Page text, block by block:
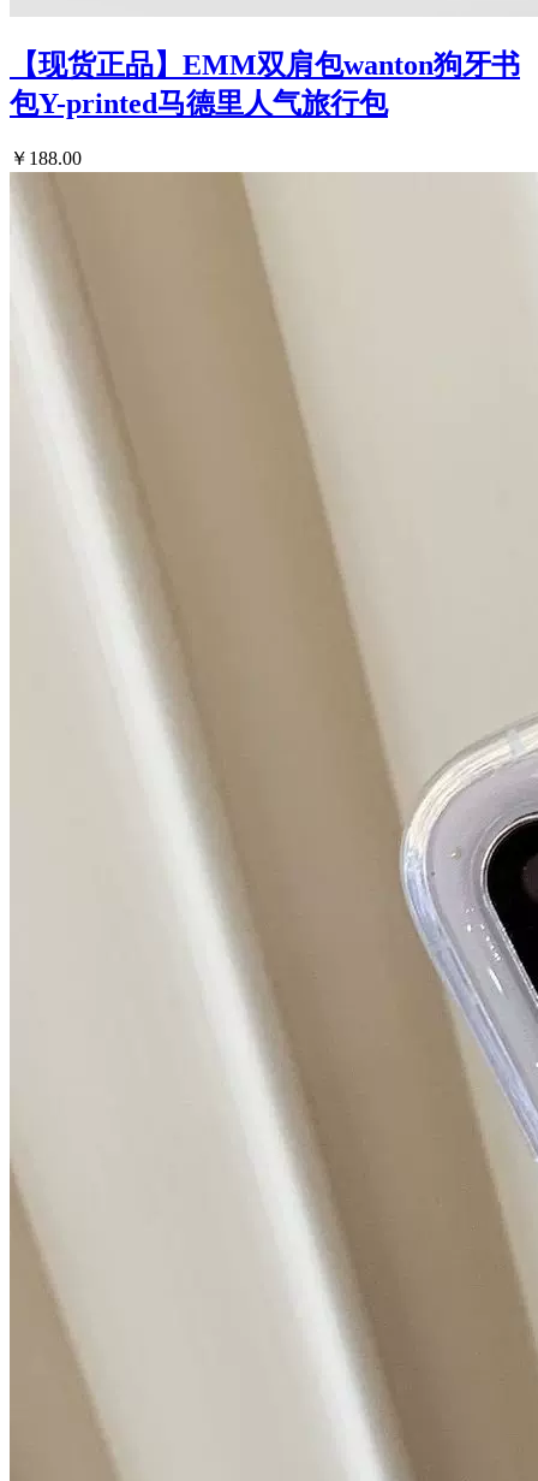
【现货正品】EMM双肩包wanton狗牙书
包Y-printed马德里人气旅行包
￥188.00